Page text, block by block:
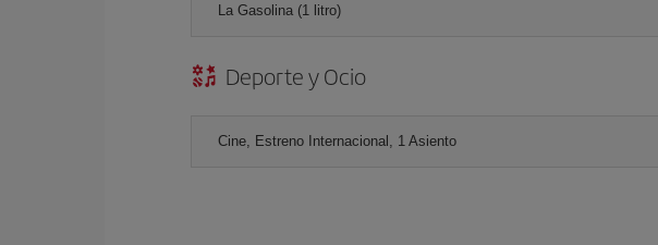
La Gasolina (1 litro)
Deporte y Ocio
Cine, Estreno Internacional, 1 Asiento